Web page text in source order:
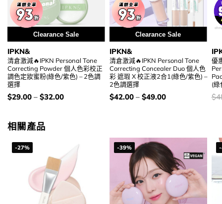
Clearance Sale
IPKN&
清倉激減🔥IPKN Personal Tone
Correcting Powder 個人色彩校正
調色定妝蜜粉(綠色/紫色) – 2色調
選擇
價
$29.00– $32.00
Clearance Sale
IPKN&
清倉激減🔥IPKN Personal Tone
Correcting Concealer Duo 個人色
彩 遮瑕 X 校正液2合1(綠色/紫色) –
2色調選擇
價
$42.00– $49.00
優
(綠
價
$
相關產品
-27% -39%